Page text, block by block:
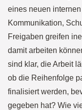
eines neuen
Kommunikation,
Freigaben greifen
damit arbeiten
sind klar, die Arbeit
ob die Reihenfolge
finalisiert werden,
gegeben hat? Wie